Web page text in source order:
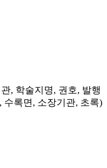
, 학술지명, 권호, 발행
수록면, 소장기관, 초록)